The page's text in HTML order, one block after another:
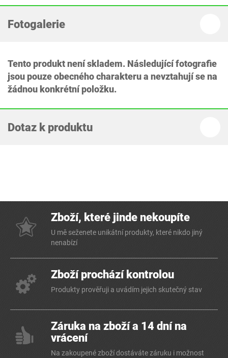
Fotogalerie
Tento produkt není skladem. Následující fotografie
jsou pouze obecného charakteru a nevztahují se na
žádnou konkrétní položku.
Dotaz k produktu
Zboží, které jinde nekoupíte
U mě seženete unikátní produkty, které nikdo jiný
nenabízí
Zboží prochází kontrolou
Produkty prověřuji a uvádím jejich skutečný stav
Záruka na zboží a 14 dní na
vrácení
Na zakoupené zboží dostáváte záruku i možnost